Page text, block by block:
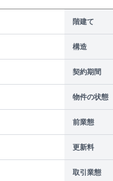
階建て
構造
契約期間
物件の状態
前業態
更新料
取引業態